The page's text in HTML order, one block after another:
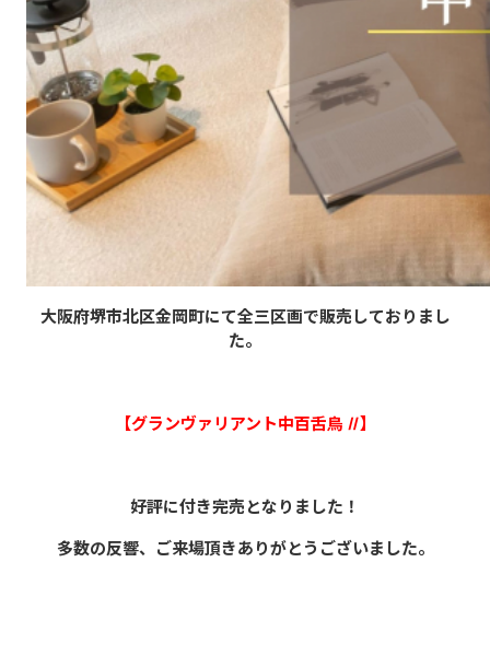
大阪府堺市北区金岡町にて全三区画で販売しておりまし
た。
【グランヴァリアント中百舌鳥Ⅱ】
好評に付き完売となりました！
多数の反響、ご来場頂きありがとうございました。